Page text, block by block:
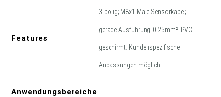
Features
3-polig; M8x1 Male Sensorkabel;
gerade Ausführung; 0.25mm²; PVC;
geschirmt: Kundenspezifische
Anpassungen möglich
Anwendungsbereiche